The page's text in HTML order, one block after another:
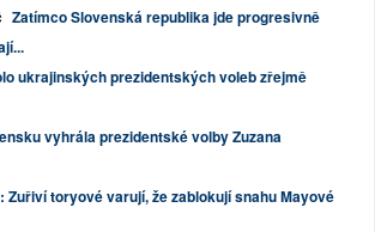
Zatímco Slovenská republika jde progresivně
ukrajinských prezidentských voleb zřejmě
vyhrála prezidentské volby Zuzana
Zuřiví toryové varují, že zablokují snahu Mayové